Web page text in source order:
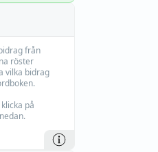
från
röster
vilka bidrag
på